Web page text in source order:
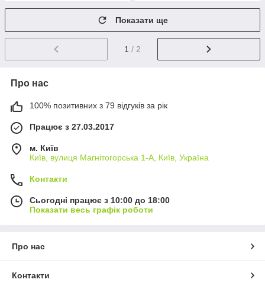
Показати ще
1 / 2
Про нас
100% позитивних з 79 відгуків за рік
Працює з 27.03.2017
м. Київ
Київ, вулиця Магнітогорська 1-А, Київ, Україна
Контакти
Сьогодні працює з 10:00 до 18:00
Показати весь графік роботи
Про нас
Контакти